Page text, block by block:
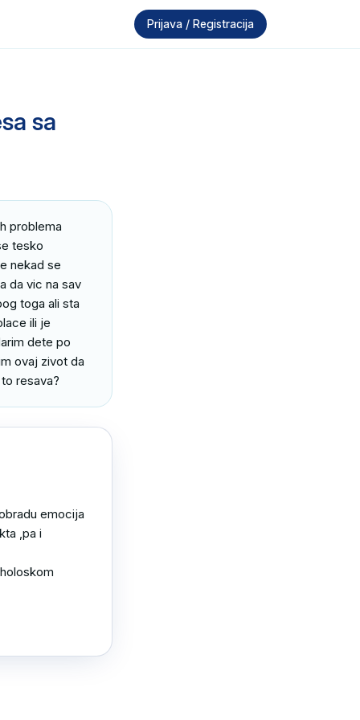
Prijava / Registracija
sa
problema
tesko
nekad se
da vic na sav
toga ali sta
ili je
dete po
ovaj zivot da
resava?
emocija
,pa i